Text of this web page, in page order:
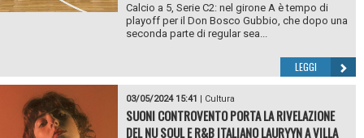
Calcio a 5, Serie C2: nel girone A è tempo di
playoff per il Don Bosco Gubbio, che dopo una
seconda parte di regular sea...
LEGGI
03/05/2024 15:41 | Cultura
SUONI CONTROVENTO PORTA LA RIVELAZIONE
DEL NU SOUL E R&B ITALIANO LAURYYN A VILLA